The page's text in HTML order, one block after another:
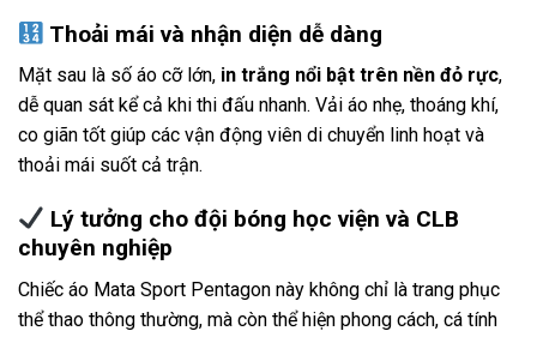
Thoải mái và nhận diện dễ dàng
Mặt sau là số áo cỡ lớn, in trắng nổi bật trên nền đỏ rực,
dễ quan sát kể cả khi thi đấu nhanh. Vải áo nhẹ, thoáng khí,
co giãn tốt giúp các vận động viên di chuyển linh hoạt và
thoải mái suốt cả trận.
Lý tưởng cho đội bóng học viện và CLB
chuyên nghiệp
Chiếc áo Mata Sport Pentagon này không chỉ là trang phục
thể thao thông thường, mà còn thể hiện phong cách, cá tính